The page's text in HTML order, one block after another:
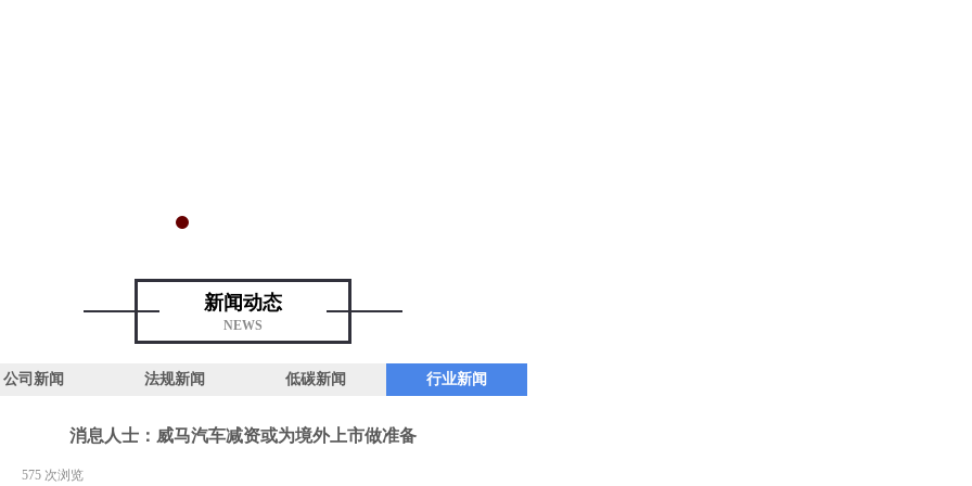
新闻动态
NEWS
公司新闻 法规新闻 低碳新闻 行业新闻
消息人士：威马汽车减资或为境外上市做准备
575 次浏览